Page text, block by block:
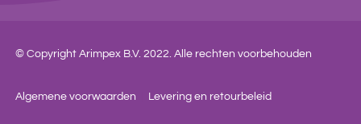
© Copyright Arimpex B.V. 2022. Alle rechten voorbehouden
Algemene voorwaarden Levering en retourbeleid